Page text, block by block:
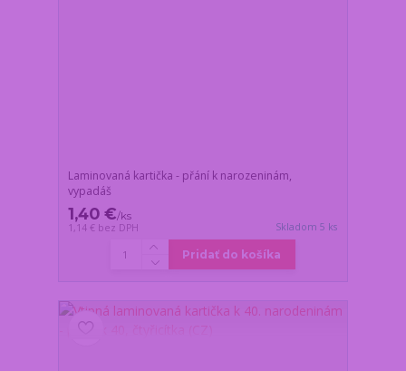
Laminovaná kartička - přání k narozeninám,
vypadáš
1,40 €/ks
1,14 € bez DPH Skladom 5 ks
Pridať do košíka